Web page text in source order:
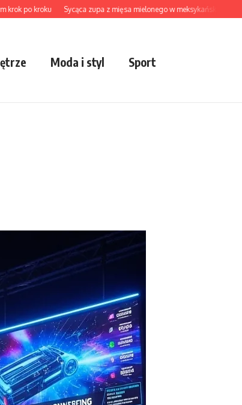
kroku Sycąca zupa z mięsa mielonego w meksykańskim stylu
Moda i styl Sport